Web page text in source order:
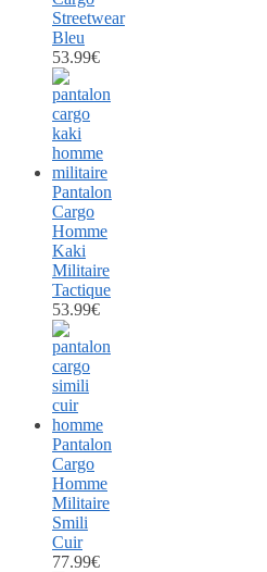
Streetwear
Bleu
53.99€
Pantalon
Cargo
Homme
Kaki
Militaire
Tactique
53.99€
Pantalon
Cargo
Homme
Militaire
Smili
Cuir
77.99€